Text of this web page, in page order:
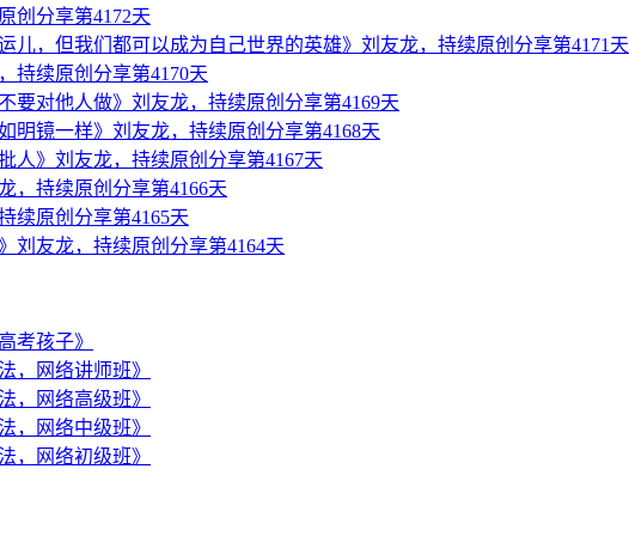
创分享第4172天
儿，但我们都可以成为自己世界的英雄》刘友龙，持续原创分享第4171天
持续原创分享第4170天
要对他人做》刘友龙，持续原创分享第4169天
明镜一样》刘友龙，持续原创分享第4168天
人》刘友龙，持续原创分享第4167天
，持续原创分享第4166天
续原创分享第4165天
刘友龙，持续原创分享第4164天
考孩子》
，网络讲师班》
，网络高级班》
，网络中级班》
，网络初级班》